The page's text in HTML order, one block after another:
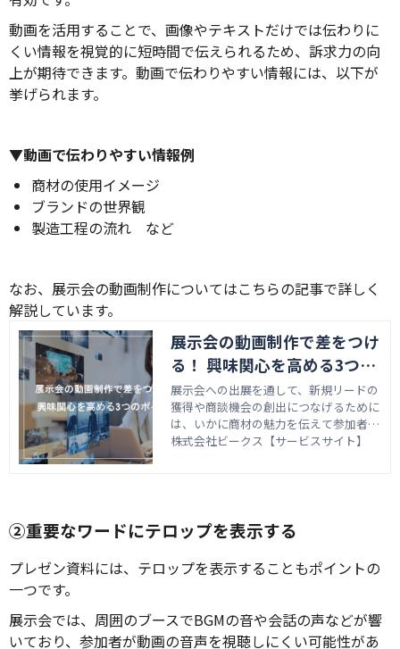
動画を活用することで、画像やテキストだけでは伝わりに
くい情報を視覚的に短時間で伝えられるため、訴求力の向
上が期待できます。動画で伝わりやすい情報には、以下が
挙げられます。
▼動画で伝わりやすい情報例
商材の使用イメージ
ブランドの世界観
製造工程の流れ など
なお、展示会の動画制作についてはこちらの記事で詳しく
解説しています。
展示会の動画制作で差をつけ
る！ 興味関心を高める3つの
ポイント
展示会への出展を通して、新規リードの
獲得や商談機会の創出につなげるために
は、いかに商材の魅力を伝えて参加者の
興味関心を惹きつけられるかが重要とな
する動画制作の準備を進めている企業の
担当書さまには、「参加者の興味関心を
惹くためにどのような工夫が必要なの
か」「外注した場合にどれくらいの費用
るのではないでしょうか。 この記事で
は、展示会向け動画の活用シーンを踏ま
えつつ、活用するメリットや制作のポイ
株式会社ビークス【サービスサイト】
②重要なワードにテロップを表示する
プレゼン資料には、テロップを表示することもポイントの
一つです。
展示会では、周囲のブースでBGMの音や会話の声などが響
いており、参加者が動画の音声を視聴しにくい可能性があ